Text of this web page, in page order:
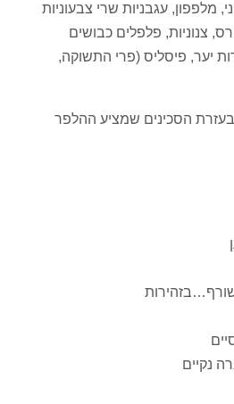
מלפפון, עגבניות שרי צבעוניות
צנוניות, פלפלים כבושים
יער, פיסליס (פרי התשוקה,
בעזרת הסכינים שמציע ההלפר
נקיים